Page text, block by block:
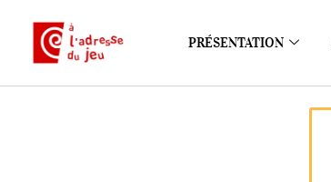
PRÉSENTATION